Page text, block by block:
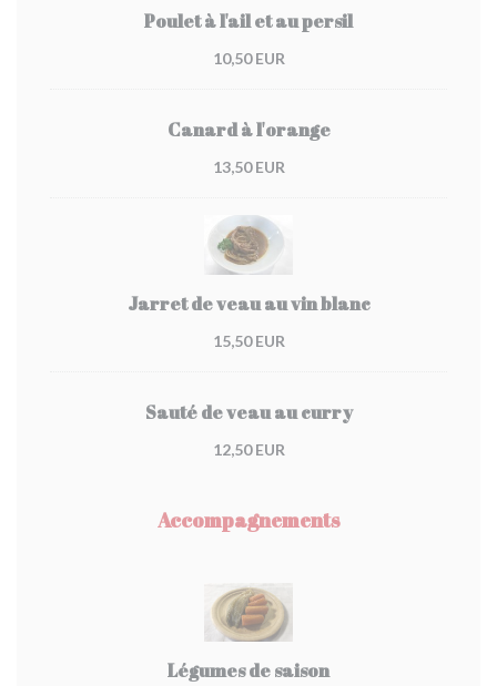
Poulet à l'ail et au persil
10,50 EUR
Canard à l'orange
13,50 EUR
Jarret de veau au vin blanc
15,50 EUR
Sauté de veau au curry
12,50 EUR
Accompagnements
Légumes de saison